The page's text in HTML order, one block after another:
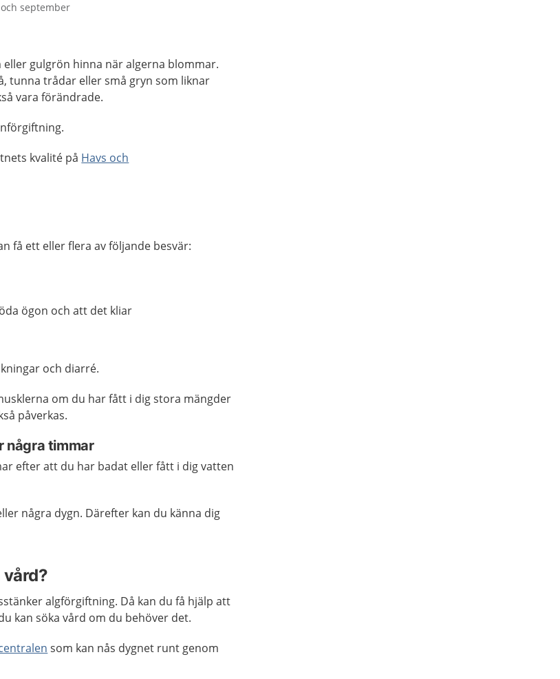
september
gulgrön hinna när algerna blommar.
tunna trådar eller små gryn som liknar
vara förändrade.
kvalité på Havs och
få ett eller flera av följande besvär:
ögon och att det kliar
och diarré.
om du har fått i dig stora mängder
påverkas.
några timmar
efter att du har badat eller fått i dig vatten
några dygn. Därefter kan du känna dig
vård?
algförgiftning. Då kan du få hjälp att
kan söka vård om du behöver det.
som kan nås dygnet runt genom